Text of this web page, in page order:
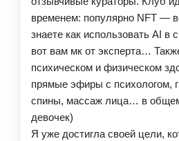
временем: популярно NFT —
знаете как использовать AI в
вот вам мк от эксперта…
психическом и физическом
прямые эфиры с психологом,
спины, массаж лица… в
девочек)
Я уже достигла своей цели,